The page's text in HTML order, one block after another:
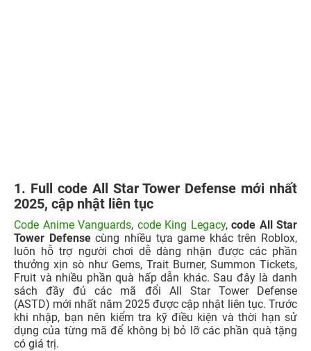
1. Full code All Star Tower Defense mới nhất
2025, cập nhật liên tục
Code Anime Vanguards, code King Legacy, code All Star
Tower Defensecùng nhiều tựa game khác trên Roblox,
luôn hỗ trợ người chơi dễ dàng nhận được các phần
thưởng xịn sò như Gems, Trait Burner, Summon Tickets,
Fruit và nhiều phần quà hấp dẫn khác. Sau đây là danh
sách đầy đủ các mã đổi All Star Tower Defense
(ASTD) mới nhất năm 2025 được cập nhật liên tục. Trước
khi nhập, bạn nên kiểm tra kỹ điều kiện và thời hạn sử
dụng của từng mã để không bị bỏ lỡ các phần quà tặng
có giá trị.